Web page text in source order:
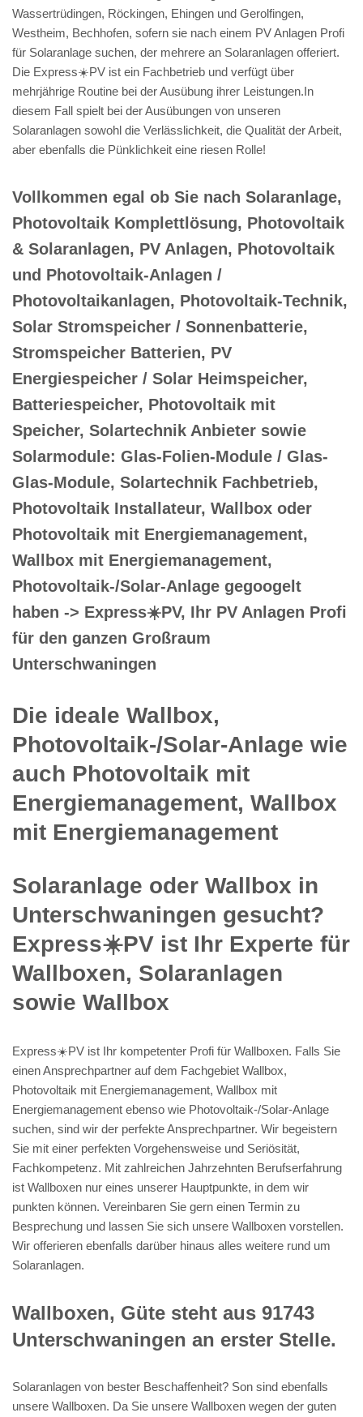
Wassertrüdingen, Röckingen, Ehingen und Gerolfingen,
Westheim, Bechhofen, sofern sie nach einem PV Anlagen Profi
für Solaranlage suchen, der mehrere an Solaranlagen offeriert.
Die Express☀️PV️ ist ein Fachbetrieb und verfügt über
mehrjährige Routine bei der Ausübung ihrer Leistungen.In
diesem Fall spielt bei der Ausübungen von unseren
Solaranlagen sowohl die Verlässlichkeit, die Qualität der Arbeit,
aber ebenfalls die Pünklichkeit eine riesen Rolle!
Vollkommen egal ob Sie nach Solaranlage,
Photovoltaik Komplettlösung, Photovoltaik
& Solaranlagen, PV Anlagen, Photovoltaik
und Photovoltaik-Anlagen /
Photovoltaikanlagen, Photovoltaik-Technik,
Solar Stromspeicher / Sonnenbatterie,
Stromspeicher Batterien, PV
Energiespeicher / Solar Heimspeicher,
Batteriespeicher, Photovoltaik mit
Speicher, Solartechnik Anbieter sowie
Solarmodule: Glas-Folien-Module / Glas-
Glas-Module, Solartechnik Fachbetrieb,
Photovoltaik Installateur, Wallbox oder
Photovoltaik mit Energiemanagement,
Wallbox mit Energiemanagement,
Photovoltaik-/Solar-Anlage gegoogelt
haben -> Express☀️PV️, Ihr PV Anlagen Profi
für den ganzen Großraum
Unterschwaningen
Die ideale Wallbox,
Photovoltaik-/Solar-Anlage wie
auch Photovoltaik mit
Energiemanagement, Wallbox
mit Energiemanagement
Solaranlage oder Wallbox in
Unterschwaningen gesucht?
Express☀️PV️ ist Ihr Experte für
Wallboxen, Solaranlagen
sowie Wallbox
Express☀️PV️ ist Ihr kompetenter Profi für Wallboxen. Falls Sie
einen Ansprechpartner auf dem Fachgebiet Wallbox,
Photovoltaik mit Energiemanagement, Wallbox mit
Energiemanagement ebenso wie Photovoltaik-/Solar-Anlage
suchen, sind wir der perfekte Ansprechpartner. Wir begeistern
Sie mit einer perfekten Vorgehensweise und Seriösität,
Fachkompetenz. Mit zahlreichen Jahrzehnten Berufserfahrung
ist Wallboxen nur eines unserer Hauptpunkte, in dem wir
punkten können. Vereinbaren Sie gern einen Termin zu
Besprechung und lassen Sie sich unsere Wallboxen vorstellen.
Wir offerieren ebenfalls darüber hinaus alles weitere rund um
Solaranlagen.
Wallboxen, Güte steht aus 91743
Unterschwaningen an erster Stelle.
Solaranlagen von bester Beschaffenheit? Son sind ebenfalls
unsere Wallboxen. Da Sie unsere Wallboxen wegen der guten